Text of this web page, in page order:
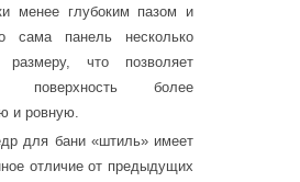
менее глубоким пазом и
сама панель несколько
что позволяет
поверхность более
и ровную.
для бани «штиль» имеет
отличие от предыдущих